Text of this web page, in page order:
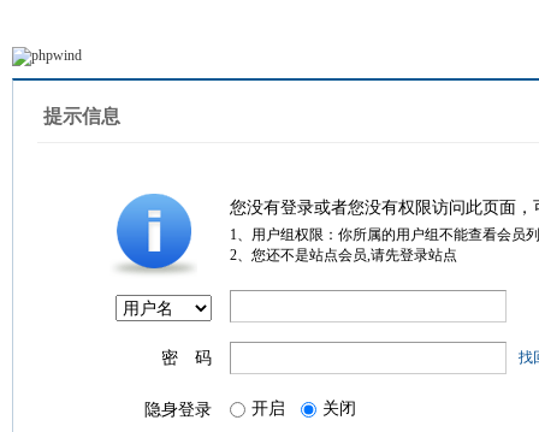
提示信息
您没有登录或者您没有权限访问此页面
1、用户组权限：你所属的用户组不能查看会员
2、您还不是站点会员,请先登录站点
密 码 找
隐身登录 开启 关闭